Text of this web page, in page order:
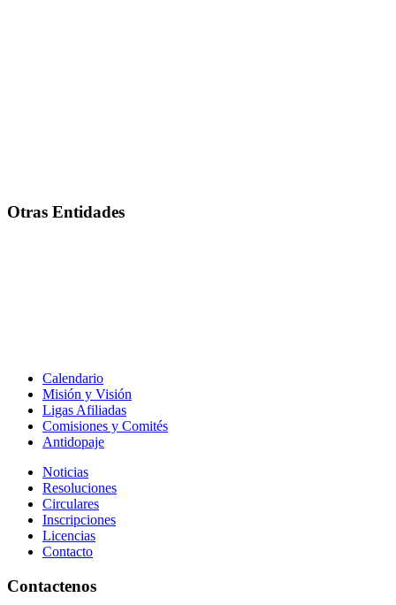
Otras Entidades
Calendario
Misión y Visión
Ligas Afiliadas
Comisiones y Comités
Antidopaje
Noticias
Resoluciones
Circulares
Inscripciones
Licencias
Contacto
Contactenos